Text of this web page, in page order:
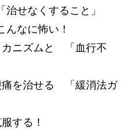
なくすること」
なに怖い！
ニズムと 「血行不
を治せる 「緩消法ガ
する！